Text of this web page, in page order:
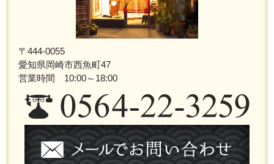
〒444-0055
愛知県岡崎市西魚町47
営業時間 10:00～18:00